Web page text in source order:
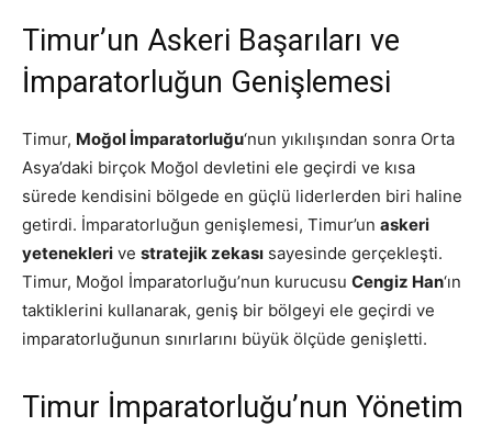
Timur’un Askeri Başarıları ve
İmparatorluğun Genişlemesi
Timur, Moğol İmparatorluğu‘nun yıkılışından sonra Orta
Asya’daki birçok Moğol devletini ele geçirdi ve kısa
sürede kendisini bölgede en güçlü liderlerden biri haline
getirdi. İmparatorluğun genişlemesi, Timur’un askeri
yetenekleri ve stratejik zekası sayesinde gerçekleşti.
Timur, Moğol İmparatorluğu’nun kurucusu Cengiz Han‘ın
taktiklerini kullanarak, geniş bir bölgeyi ele geçirdi ve
imparatorluğunun sınırlarını büyük ölçüde genişletti.
Timur İmparatorluğu’nun Yönetim